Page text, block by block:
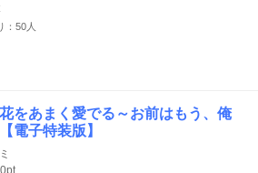
：50人
をあまく愛でる～お前はもう、俺
電子特装版】